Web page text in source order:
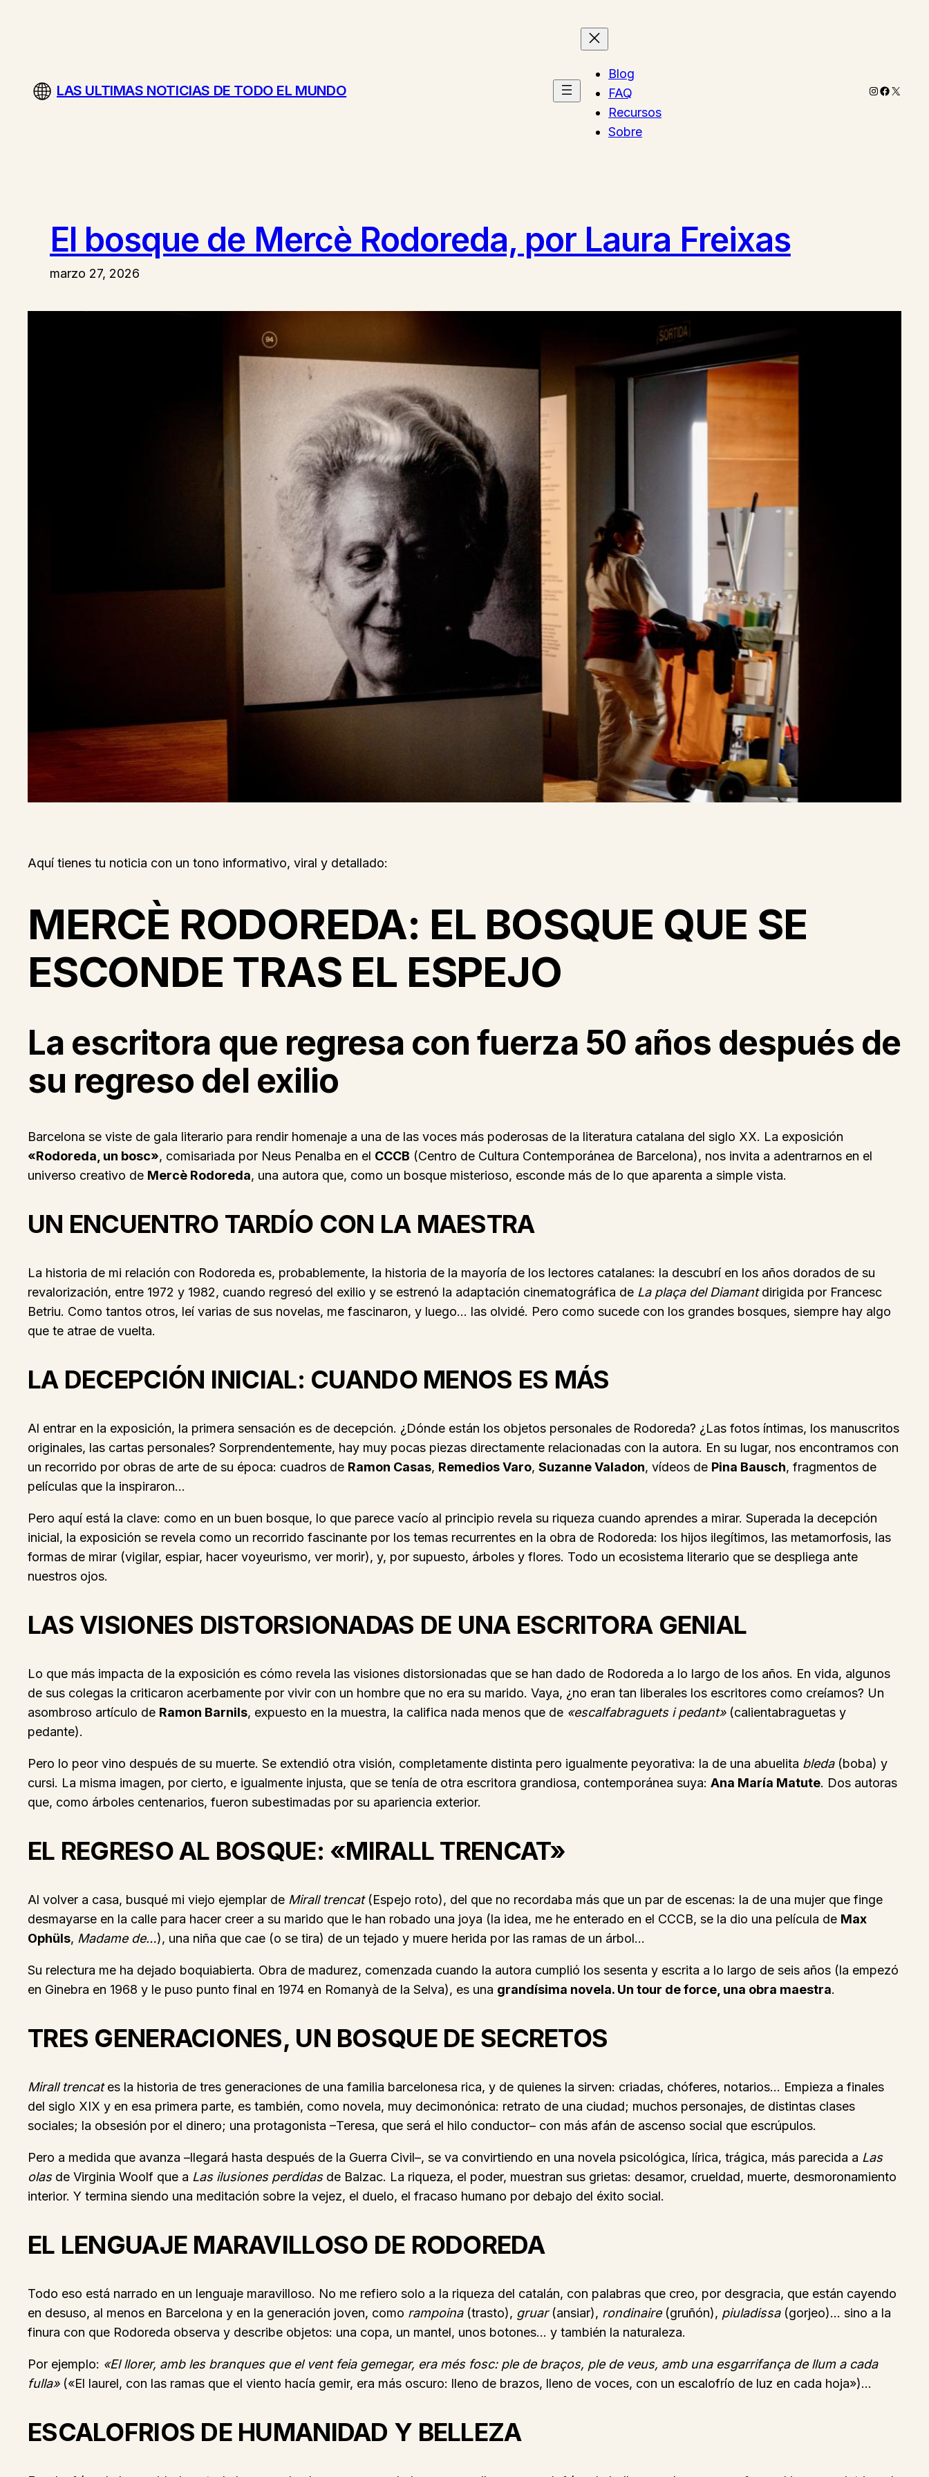
LAS ULTIMAS NOTICIAS DE TODO EL MUNDO
Blog
FAQ
Recursos
Sobre
Instagram
X
El bosque de Mercè Rodoreda, por Laura Freixas
marzo 27, 2026
Aquí tienes tu noticia con un tono informativo, viral y detallado:
MERCÈ RODOREDA: EL BOSQUE QUE SE
ESCONDE TRAS EL ESPEJO
La escritora que regresa con fuerza 50 años después de
su regreso del exilio
Barcelona se viste de gala literario para rendir homenaje a una de las voces más poderosas de la literatura catalana del siglo XX. La exposición
«Rodoreda, un bosc», comisariada por Neus Penalba en el CCCB (Centro de Cultura Contemporánea de Barcelona), nos invita a adentrarnos en el
universo creativo de Mercè Rodoreda, una autora que, como un bosque misterioso, esconde más de lo que aparenta a simple vista.
UN ENCUENTRO TARDÍO CON LA MAESTRA
La historia de mi relación con Rodoreda es, probablemente, la historia de la mayoría de los lectores catalanes: la descubrí en los años dorados de su
revalorización, entre 1972 y 1982, cuando regresó del exilio y se estrenó la adaptación cinematográfica de La plaça del Diamantdirigida por Francesc
Betriu. Como tantos otros, leí varias de sus novelas, me fascinaron, y luego… las olvidé. Pero como sucede con los grandes bosques, siempre hay algo
que te atrae de vuelta.
LA DECEPCIÓN INICIAL: CUANDO MENOS ES MÁS
Al entrar en la exposición, la primera sensación es de decepción. ¿Dónde están los objetos personales de Rodoreda? ¿Las fotos íntimas, los manuscritos
originales, las cartas personales? Sorprendentemente, hay muy pocas piezas directamente relacionadas con la autora. En su lugar, nos encontramos con
un recorrido por obras de arte de su época: cuadros de Ramon Casas, Remedios Varo, Suzanne Valadon, vídeos de Pina Bausch, fragmentos de
películas que la inspiraron…
Pero aquí está la clave: como en un buen bosque, lo que parece vacío al principio revela su riqueza cuando aprendes a mirar. Superada la decepción
inicial, la exposición se revela como un recorrido fascinante por los temas recurrentes en la obra de Rodoreda: los hijos ilegítimos, las metamorfosis, las
formas de mirar (vigilar, espiar, hacer voyeurismo, ver morir), y, por supuesto, árboles y flores. Todo un ecosistema literario que se despliega ante
nuestros ojos.
LAS VISIONES DISTORSIONADAS DE UNA ESCRITORA GENIAL
Lo que más impacta de la exposición es cómo revela las visiones distorsionadas que se han dado de Rodoreda a lo largo de los años. En vida, algunos
de sus colegas la criticaron acerbamente por vivir con un hombre que no era su marido. Vaya, ¿no eran tan liberales los escritores como creíamos? Un
asombroso artículo de Ramon Barnils, expuesto en la muestra, la califica nada menos que de «escalfabraguets i pedant»(calientabraguetas y
pedante).
Pero lo peor vino después de su muerte. Se extendió otra visión, completamente distinta pero igualmente peyorativa: la de una abuelita bleda(boba) y
cursi. La misma imagen, por cierto, e igualmente injusta, que se tenía de otra escritora grandiosa, contemporánea suya: Ana María Matute. Dos autoras
que, como árboles centenarios, fueron subestimadas por su apariencia exterior.
EL REGRESO AL BOSQUE: «MIRALL TRENCAT»
Al volver a casa, busqué mi viejo ejemplar de Mirall trencat(Espejo roto), del que no recordaba más que un par de escenas: la de una mujer que finge
desmayarse en la calle para hacer creer a su marido que le han robado una joya (la idea, me he enterado en el CCCB, se la dio una película de Max
Ophüls, Madame de…), una niña que cae (o se tira) de un tejado y muere herida por las ramas de un árbol…
Su relectura me ha dejado boquiabierta. Obra de madurez, comenzada cuando la autora cumplió los sesenta y escrita a lo largo de seis años (la empezó
en Ginebra en 1968 y le puso punto final en 1974 en Romanyà de la Selva), es una grandísima novela. Un tour de force, una obra maestra.
TRES GENERACIONES, UN BOSQUE DE SECRETOS
Mirall trencates la historia de tres generaciones de una familia barcelonesa rica, y de quienes la sirven: criadas, chóferes, notarios… Empieza a finales
del siglo XIX y en esa primera parte, es también, como novela, muy decimonónica: retrato de una ciudad; muchos personajes, de distintas clases
sociales; la obsesión por el dinero; una protagonista –Teresa, que será el hilo conductor– con más afán de ascenso social que escrúpulos.
Pero a medida que avanza –llegará hasta después de la Guerra Civil–, se va convirtiendo en una novela psicológica, lírica, trágica, más parecida a Las
olasde Virginia Woolf que a Las ilusiones perdidasde Balzac. La riqueza, el poder, muestran sus grietas: desamor, crueldad, muerte, desmoronamiento
interior. Y termina siendo una meditación sobre la vejez, el duelo, el fracaso humano por debajo del éxito social.
EL LENGUAJE MARAVILLOSO DE RODOREDA
Todo eso está narrado en un lenguaje maravilloso. No me refiero solo a la riqueza del catalán, con palabras que creo, por desgracia, que están cayendo
en desuso, al menos en Barcelona y en la generación joven, como rampoina(trasto), gruar(ansiar), rondinaire(gruñón), piuladissa(gorjeo)… sino a la
finura con que Rodoreda observa y describe objetos: una copa, un mantel, unos botones… y también la naturaleza.
Por ejemplo: «El llorer, amb les branques que el vent feia gemegar, era més fosc: ple de braços, ple de veus, amb una esgarrifança de llum a cada
fulla»(«El laurel, con las ramas que el viento hacía gemir, era más oscuro: lleno de brazos, lleno de voces, con un escalofrío de luz en cada hoja»)…
ESCALOFRIOS DE HUMANIDAD Y BELLEZA